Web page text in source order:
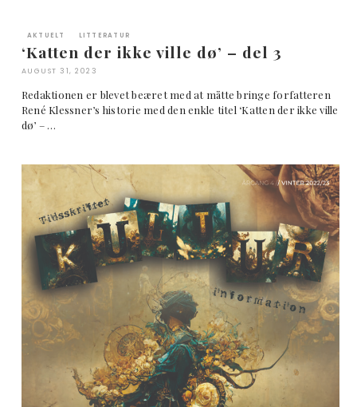
AKTUELT LITTERATUR
‘Katten der ikke ville dø’ – del 3
AUGUST 31, 2023
Redaktionen er blevet beæret med at måtte bringe forfatteren
René Klessner’s historie med den enkle titel ‘Katten der ikke ville
dø’ – …